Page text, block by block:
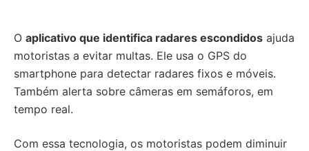
O aplicativo que identifica radares escondidos ajuda
motoristas a evitar multas. Ele usa o GPS do
smartphone para detectar radares fixos e móveis.
Também alerta sobre câmeras em semáforos, em
tempo real.
Com essa tecnologia, os motoristas podem diminuir